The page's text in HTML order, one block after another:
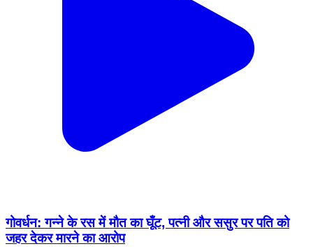
गोवर्धन: गन्ने के रस में मौत का घूँट, पत्नी और ससुर पर पति को
जहर देकर मारने का आरोप